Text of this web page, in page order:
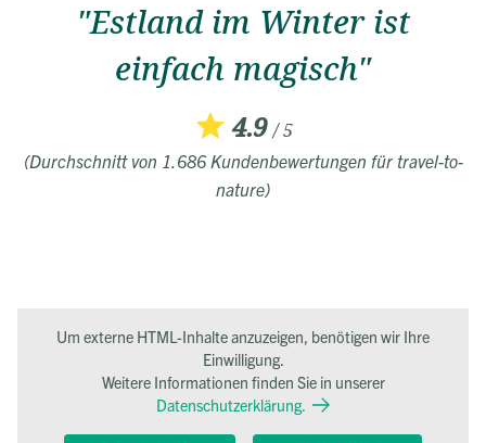
"Estland im Winter ist
einfach magisch"
4.9/ 5
(Durchschnitt von 1.686 Kundenbewertungen für travel-to-
nature)
Um externe HTML-Inhalte anzuzeigen, benötigen wir Ihre
Einwilligung.
Weitere Informationen finden Sie in unserer
Datenschutzerklärung.